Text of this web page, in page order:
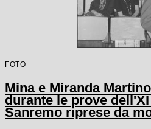
FOTO
Mina e Miranda
durante le prove
Sanremo riprese da